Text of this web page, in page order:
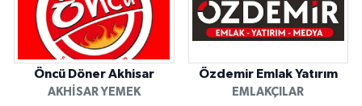
Öncü Döner Akhisar
AKHISAR YEMEK
Özdemir Emlak Yatırım
EMLAKÇILAR